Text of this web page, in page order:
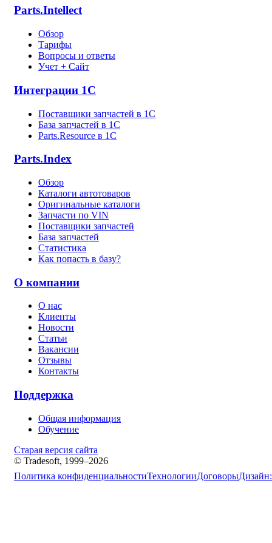
Parts.Intellect
Обзор
Тарифы
Вопросы и ответы
Учет + Сайт
Интеграции 1С
Поставщики запчастей в 1C
База запчастей в 1С
Parts.Resource в 1C
Parts.Index
Обзор
Каталоги автотоваров
Оригинальные каталоги
Запчасти по VIN
Поставщики запчастей
База запчастей
Статистика
Как попасть в базу?
О компании
О нас
Клиенты
Новости
Статьи
Вакансии
Отзывы
Контакты
Поддержка
Общая информация
Обучение
Старая версия сайта
© Tradesoft, 1999–2026
Политика конфиденциальностиТехнологииДоговорыДизайн: